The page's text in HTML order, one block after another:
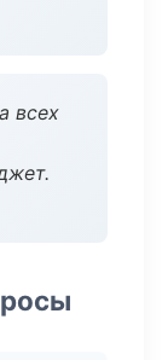
всех